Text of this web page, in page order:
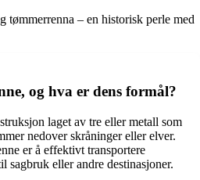
tømmerrenna – en historisk perle med
og hva er dens formål?
laget av tre eller metall som
nedover skråninger eller elver.
er å effektivt transportere
sagbruk eller andre destinasjoner.